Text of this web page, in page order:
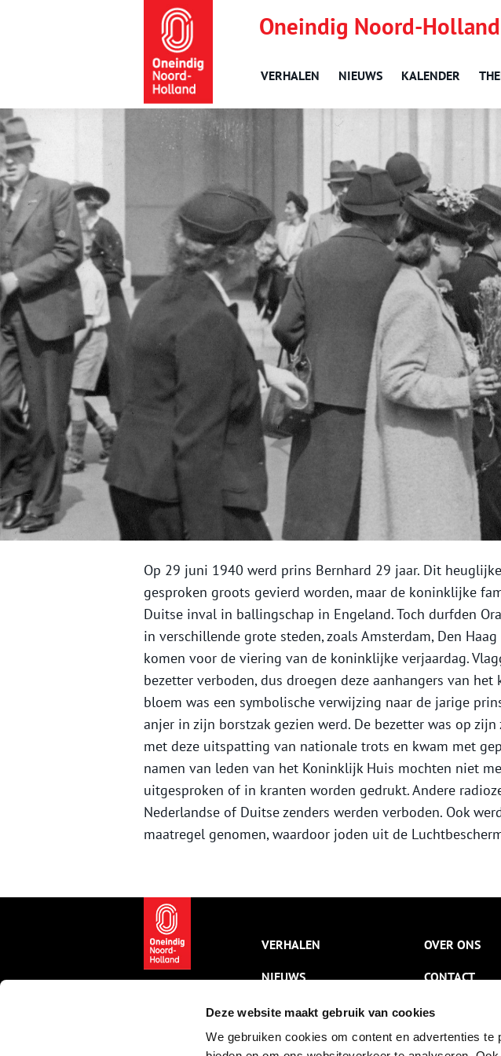
Deze website maakt gebruik van cookies
We gebruiken cookies om content en advertenties
Oneindig Noord-Holland
VERHALEN NIEUWS KALENDER
Op 29 juni 1940 werd prins Bernhard 29 jaar. Dit
gesproken groots gevierd worden, maar de koninklijke
Duitse inval in ballingschap in Engeland. Toch durfden
in verschillende grote steden, zoals Amsterdam, Den
komen voor de viering van de koninklijke verjaardag.
bezetter verboden, dus droegen deze aanhangers van het
bloem was een symbolische verwijzing naar de jarige
anjer in zijn borstzak gezien werd. De bezetter was op
met deze uitspatting van nationale trots en kwam met
namen van leden van het Koninklijk Huis mochten niet
uitgesproken of in kranten worden gedrukt. Andere
Nederlandse of Duitse zenders werden verboden. Ook
maatregel genomen, waardoor joden uit de
VERHALEN
NIEUWS
KALENDER
THEMA’S
OVER ONS
CONTACT
NIEUWSBRIEF
DISCLAIMER